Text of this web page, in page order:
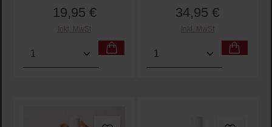
Regulärer Preis:
19,95 €
Inkl. MwSt
Produkt Anzahl: Gib den gewünschten Wert ein
Regulärer Preis:
34,95 €
Inkl. MwSt
Produkt Anzahl: Gib